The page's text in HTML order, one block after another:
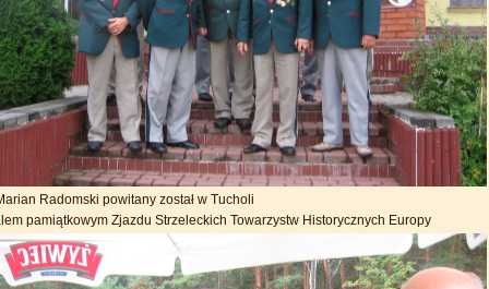
Radomski powitany został w Tucholi
pamiątkowym Zjazdu Strzeleckich Towarzystw Historycznych Europy